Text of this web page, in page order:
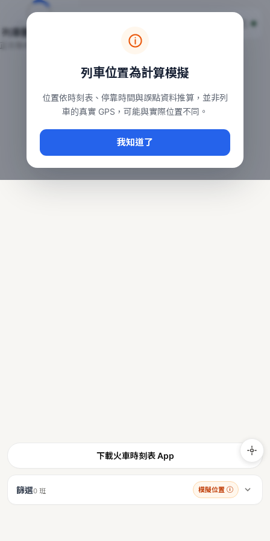
台鐵列車即時位置地圖
本頁顯示目前全台鐵運行中的列車位置，涵蓋自強、普悠瑪、
常用查詢：
、台中車站即時動態
台鐵即時動態
下載火車時刻表 App
篩選0 班 模擬位置 ⓘ
列車位置為計算模擬
位置依時刻表、停靠時間與誤點資料推算，並非列
車的真實 GPS，可能與實際位置不同。
我知道了
列車動態載入中…